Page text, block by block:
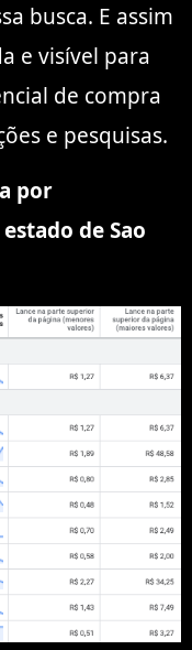
busca. E assim
e visível para
de compra
e pesquisas.
por
de Sao